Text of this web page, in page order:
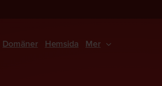
Domäner Hemsida Mer